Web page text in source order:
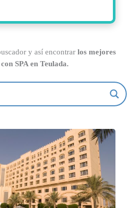
y así encontrar los mejores
SPA en Teulada.